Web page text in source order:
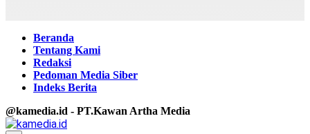
Beranda
Tentang Kami
Redaksi
Pedoman Media Siber
Indeks Berita
@kamedia.id - PT.Kawan Artha Media